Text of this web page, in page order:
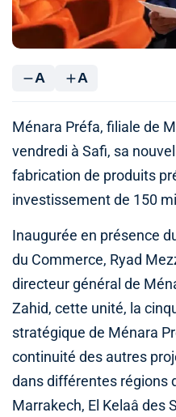
A A
Ménara Préfa, filiale de
vendredi à Safi, sa
fabrication de produits
investissement de 150
Inaugurée en présence
du Commerce, Ryad
directeur général de
Zahid, cette unité, la
stratégique de Ménara
continuité des autres
dans différentes régions
Marrakech, El Kelaâ des